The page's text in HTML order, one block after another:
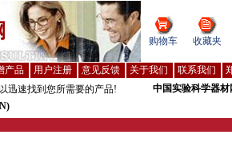
购物车 收藏夹
产品 用户注册 意见反馈 关于我们 联系我们
迅速找到您所需要的产品!
中国实验科学器材